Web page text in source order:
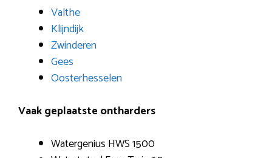
Valthe
Klijndijk
Zwinderen
Gees
Oosterhesselen
Vaak geplaatste ontharders
Watergenius HWS 1500